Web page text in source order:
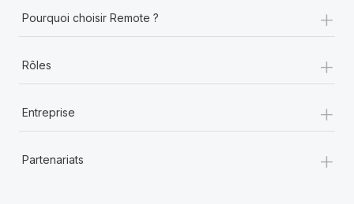
Pourquoi choisir Remote ? +
Rôles +
Entreprise +
Partenariats +